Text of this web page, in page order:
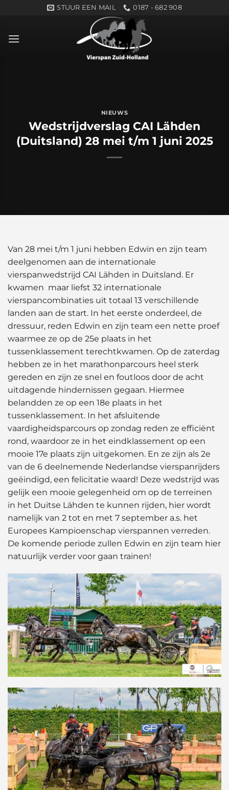
STUUR EEN MAIL 0187 - 682 908
NIEUWS
Wedstrijdverslag CAI Lähden
(Duitsland) 28 mei t/m 1 juni 2025
Van 28 mei t/m 1 juni hebben Edwin en zijn team
deelgenomen aan de internationale
vierspanwedstrijd CAI Lähden in Duitsland. Er
kwamen maar liefst 32 internationale
vierspancombinaties uit totaal 13 verschillende
landen aan de start. In het eerste onderdeel, de
dressuur, reden Edwin en zijn team een nette proef
waarmee ze op de 25e plaats in het
tussenklassement terechtkwamen. Op de zaterdag
hebben ze in het marathonparcours heel sterk
gereden en zijn ze snel en foutloos door de acht
uitdagende hindernissen gegaan. Hiermee
belandden ze op een 18e plaats in het
tussenklassement. In het afsluitende
vaardigheidsparcours op zondag reden ze efficiënt
rond, waardoor ze in het eindklassement op een
mooie 17e plaats zijn uitgekomen. En ze zijn als 2e
van de 6 deelnemende Nederlandse vierspanrijders
geëindigd, een felicitatie waard! Deze wedstrijd was
gelijk een mooie gelegenheid om op de terreinen
in het Duitse Lähden te kunnen rijden, hier wordt
namelijk van 2 tot en met 7 september a.s. het
Europees Kampioenschap vierspannen verreden.
De komende periode zullen Edwin en zijn team hier
natuurlijk verder voor gaan trainen!